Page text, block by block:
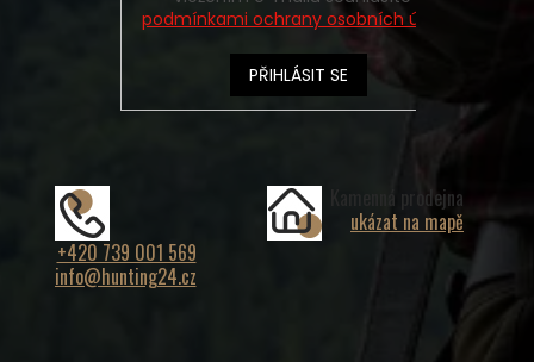
podmínkami ochrany osobních údajů
PŘIHLÁSIT SE
+420 739 001 569
info@hunting24.cz
Kamenná prodejna
ukázat na mapě